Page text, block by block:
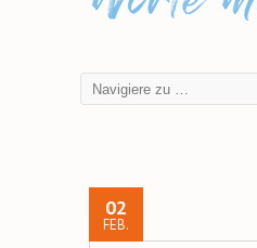
02
FEB.